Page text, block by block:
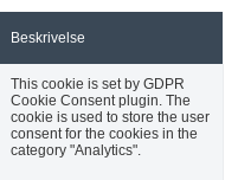
Beskrivelse
This cookie is set by GDPR
Cookie Consent plugin. The
cookie is used to store the user
consent for the cookies in the
category "Analytics".